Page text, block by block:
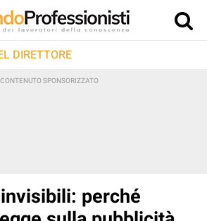
DIRETTORE
perché